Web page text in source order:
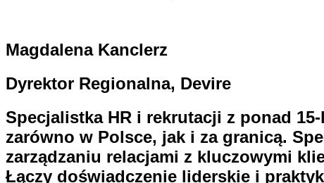
Magdalena Kanclerz
Dyrektor Regionalna, Devire
Specjalistka HR i rekrutacji z ponad
zarówno w Polsce, jak i za granicą.
zarządzaniu relacjami z kluczowymi
Łączy doświadczenie liderskie i